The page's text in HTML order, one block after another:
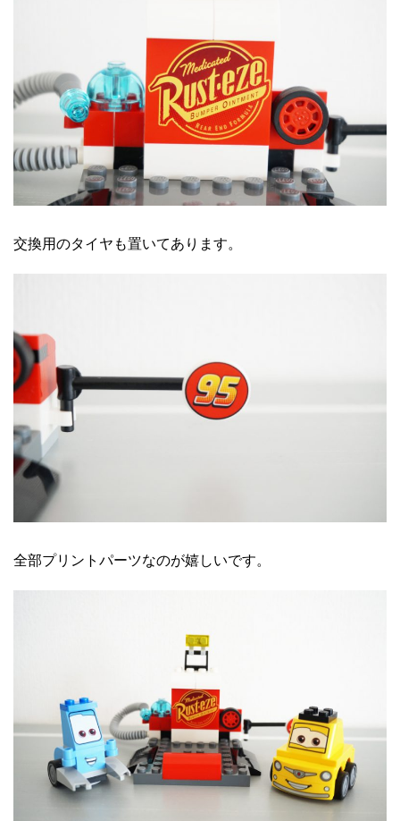
交換用のタイヤも置いてあります。
全部プリントパーツなのが嬉しいです。